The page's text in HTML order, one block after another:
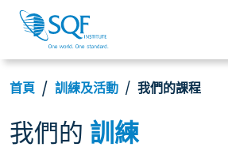
首頁 訓練及活動 我們的課程
我們的 訓練